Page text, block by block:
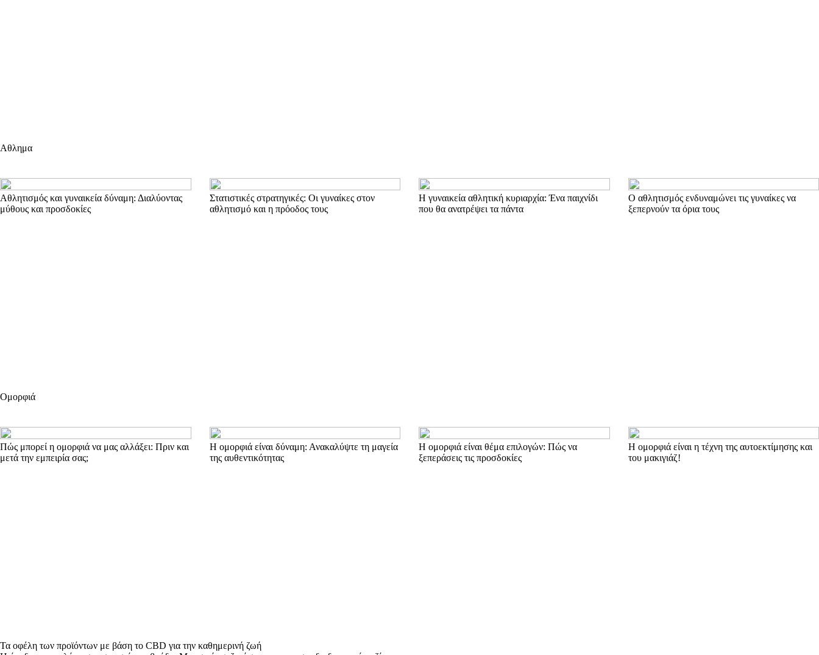
Αθλημα
Αθλητισμός και γυναικεία δύναμη: Διαλύοντας
μύθους και προσδοκίες
Στατιστικές στρατηγικές: Οι γυναίκες στον
αθλητισμό και η πρόοδος τους
Η γυναικεία αθλητική κυριαρχία: Ένα παιχνίδι
που θα ανατρέψει τα πάντα
Ο αθλητισμός ενδυναμώνει τις γυναίκες να
ξεπερνούν τα όρια τους
Ομορφιά
Πώς μπορεί η ομορφιά να μας αλλάξει: Πριν και
μετά την εμπειρία σας;
Η ομορφιά είναι δύναμη: Ανακαλύψτε τη μαγεία
της αυθεντικότητας
Η ομορφιά είναι θέμα επιλογών: Πώς να
ξεπεράσεις τις προσδοκίες
Η ομορφιά είναι η τέχνη της αυτοεκτίμησης και
του μακιγιάζ!
Τα οφέλη των προϊόντων με βάση το CBD για την καθημερινή ζωή